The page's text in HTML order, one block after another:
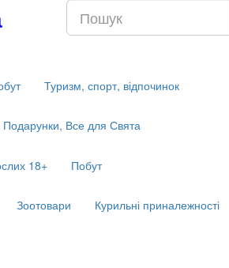
Туризм, спорт, відпочинок
Подарунки, Все для Свята
18+ Побут
Зоотовари Курильні приналежності